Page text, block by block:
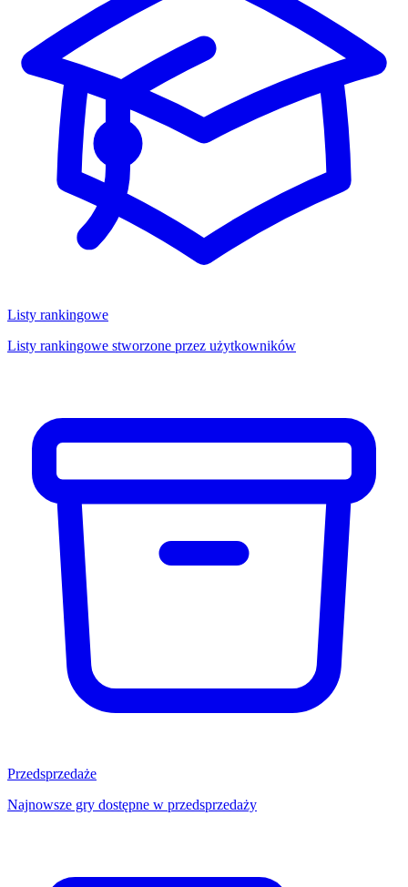
Listy rankingowe
Listy rankingowe stworzone przez użytkowników
Przedsprzedaże
Najnowsze gry dostępne w przedsprzedaży